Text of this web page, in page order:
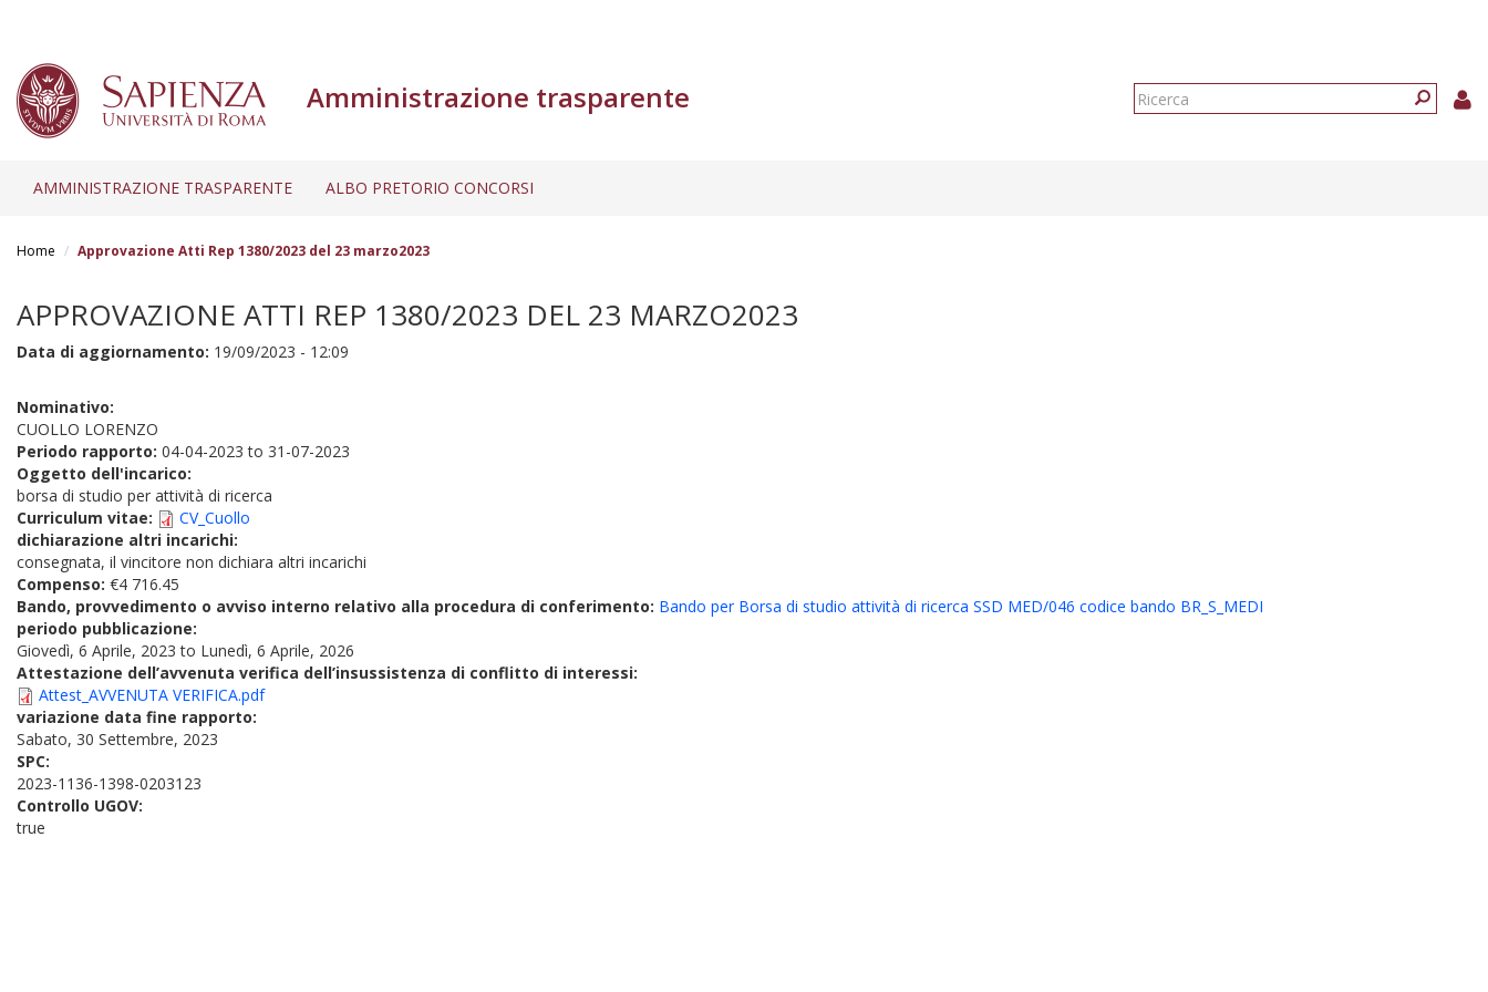
Amministrazione trasparente
Form
AMMINISTRAZIONE TRASPARENTE ALBO PRETORIO CONCORSI
Home Approvazione Atti Rep 1380/2023 del 23 marzo2023
APPROVAZIONE ATTI REP 1380/2023 DEL 23 MARZO2023
Data di aggiornamento: 19/09/2023 - 12:09
Nominativo:
CUOLLO LORENZO
Periodo rapporto: 04-04-2023 to 31-07-2023
Oggetto dell'incarico:
borsa di studio per attività di ricerca
Curriculum vitae:
CV_Cuollo
dichiarazione altri incarichi:
consegnata, il vincitore non dichiara altri incarichi
Compenso: €4 716.45
Bando, provvedimento o avviso interno relativo alla procedura di conferimento: Bando per Borsa di studio attività di ricerca SSD MED/046 codice bando BR_S_MEDI
periodo pubblicazione:
Giovedì, 6 Aprile, 2023 to Lunedì, 6 Aprile, 2026
Attestazione dell’avvenuta verifica dell’insussistenza di conflitto di interessi:
Attest_AVVENUTA VERIFICA.pdf
variazione data fine rapporto:
Sabato, 30 Settembre, 2023
SPC:
2023-1136-1398-0203123
Controllo UGOV:
true